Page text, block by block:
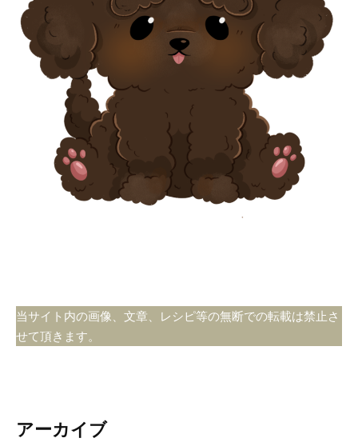
当サイト内の画像、文章、レシピ等の無断での転載は禁止さ
せて頂きます。
アーカイブ